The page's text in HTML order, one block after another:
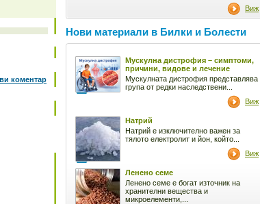
коментар
Виж
Нови материали в Билки и Болести
Мускулна дистрофия – симптоми,
причини, видове и лечение
Мускулната дистрофия представлява
група от редки наследствени...
Виж
Натрий
Натрий е изключително важен за
тялото електролит и йон, който...
Виж
Ленено семе
Ленено семе е богат източник на
хранителни вещества и
микроелементи,...